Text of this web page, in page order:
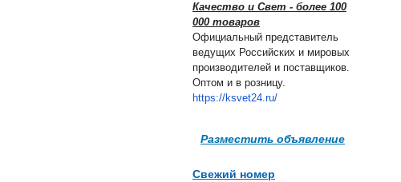
Качество и Свет - более 100
000 товаров
Официальный представитель
ведущих Российских и мировых
производителей и поставщиков.
Оптом и в розницу.
https://ksvet24.ru/
Разместить объявление
Свежий номер